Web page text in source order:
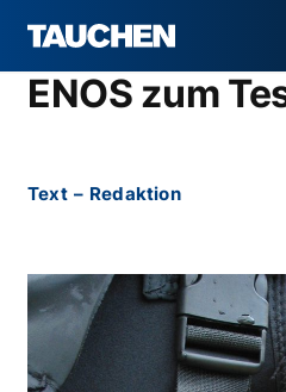
ENOS zum
Text – Redaktion